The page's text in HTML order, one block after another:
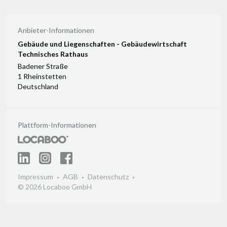
Anbieter-Informationen
Gebäude und Liegenschaften - Gebäudewirtschaft
Technisches Rathaus
Badener Straße
1 Rheinstetten
Deutschland
Plattform-Informationen
Impressum AGB
Datenschutz
© 2026 Locaboo GmbH